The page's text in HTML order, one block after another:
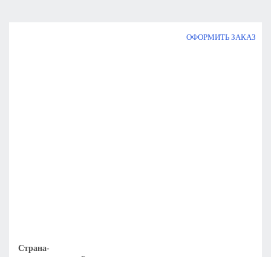
ОФОРМИТЬ ЗАКАЗ
Страна-